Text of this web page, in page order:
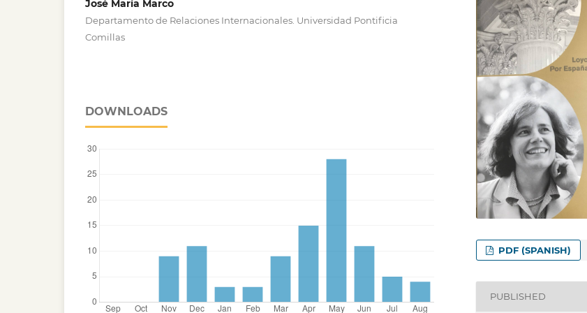
José María Marco
Departamento de Relaciones Internacionales. Universidad Pontificia
Comillas
DOWNLOADS
PDF (SPANISH)
PUBLISHED